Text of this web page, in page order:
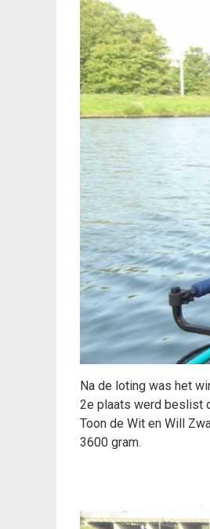
Na de loting was het
2e plaats werd beslist
Toon de Wit en Will
3600 gram.